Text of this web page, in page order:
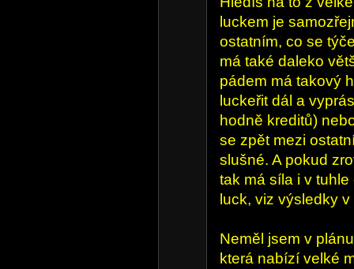
luckem je
ostatním, co se
má také daleko
pádem má takový
luckeřit dál a
hodně kreditů)
se zpět mezi
slušné. A pokud
tak má síla i v
luck, viz výsledky
Neměl jsem v
která nabízí velké